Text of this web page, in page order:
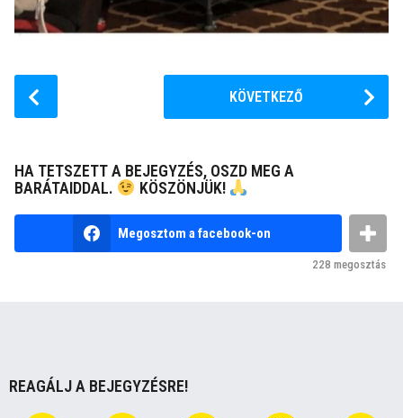
P
i
n
KÖVETKEZŐ
HA TETSZETT A BEJEGYZÉS, OSZD MEG A
BARÁTAIDDAL.
KÖSZÖNJÜK!
Megosztom a facebook-on
228 megosztás
REAGÁLJ A BEJEGYZÉSRE!